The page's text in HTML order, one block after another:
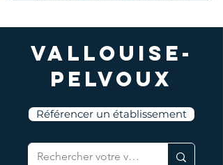
Vallouise-
Pelvoux
Référencer un établissement